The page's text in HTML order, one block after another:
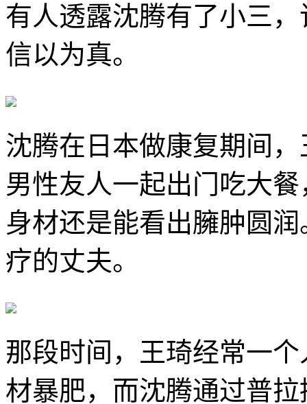
有人透露沈腾有了小三
信以为真。
沈腾在日本做康复期间
男性友人一起出门吃大
身材还是能看出臃肿圆
疗的丈夫。
那段时间，王琦经常一
材暴肥，而沈腾通过普